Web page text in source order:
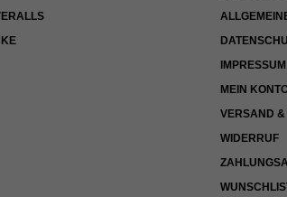
IMPRESSUM
MEIN
VERSAND
WIDERRUF